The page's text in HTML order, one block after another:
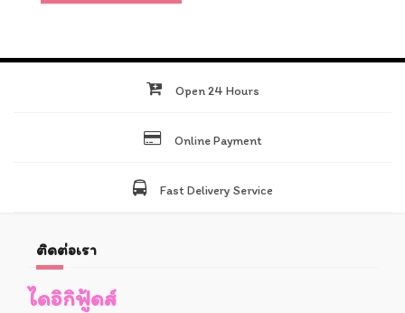
Open 24 Hours
Online Payment
Fast Delivery Service
ติดต่อเรา
ไดอิกิฟู้ดส์